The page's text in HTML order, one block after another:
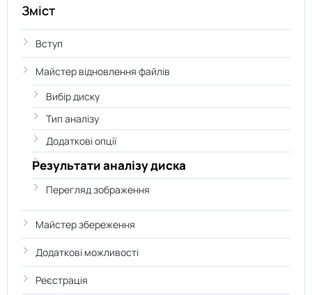
Зміст
Вступ
Майстер відновлення файлів
Вибір диску
Тип аналізу
Додаткові опції
Результати аналізу диска
Перегляд зображення
Майстер збереження
Додаткові можливості
Реєстрація